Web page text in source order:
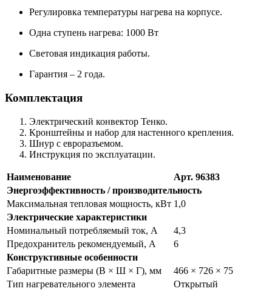
Регулировка температуры нагрева на корпусе.
Одна ступень нагрева: 1000 Вт
Световая индикация работы.
Гарантия – 2 года.
Комплектация
Электрический конвектор Тенко.
Кронштейны и набор для настенного крепления.
Шнур с евроразъемом.
Инструкция по эксплуатации.
Наименование
Арт. 96383
Энергоэффективность / производительность
Максимальная тепловая мощность, кВт 1,0
Электрические характеристики
Номинальный потребляемый ток, А
4,3
Предохранитель рекомендуемый, А
6
Конструктивные особенности
Габаритные размеры (В × Ш × Г), мм
466 × 726 × 75
Тип нагревательного элемента
Открытый